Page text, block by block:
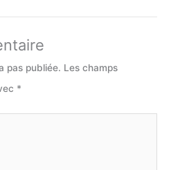
pas publiée. Les champs
*